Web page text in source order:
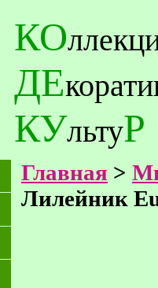
КО
ДЕ
КУльтуР
Главная >
Лилейник